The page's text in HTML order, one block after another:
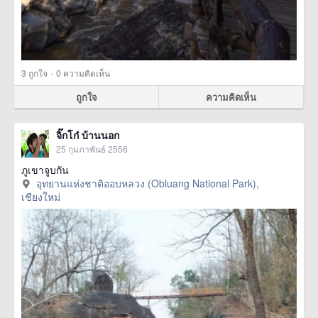
3 ถูกใจ · 0 ความคิดเห็น
ถูกใจ ความคิดเห็น
จิ๊กโก๋ บ้านนอก
25 กุมภาพันธ์ 2556
ภูเขาจูบกัน
อุทยานแห่งชาติออบหลวง (Obluang National Park),
เชียงใหม่